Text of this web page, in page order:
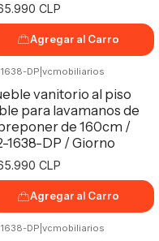
CLP
Agregar al Carro
DP vcmobiliarios
vanitorio al piso
para lavamanos de
de 160cm /
1638-DP / Giorno
CLP
Agregar al Carro
DP vcmobiliarios